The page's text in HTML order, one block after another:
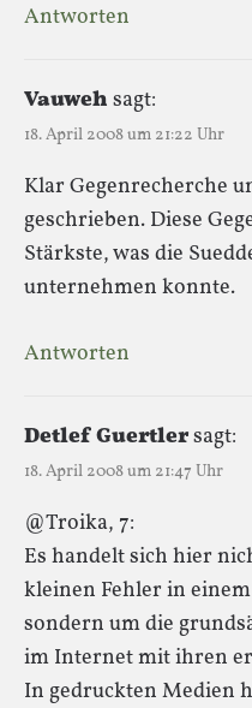
Antworten
Vauweh sagt:
18. April 2008 um 21:22 Uhr
Klar Gegenrecherche
geschrieben. Diese
Stärkste, was die
unternehmen konnte.
Antworten
Detlef Guertlersagt:
18. April 2008 um 21:47 Uhr
@Troika, 7:
Es handelt sich hier
kleinen Fehler in
sondern um die
im Internet mit ihren
In gedruckten Medien